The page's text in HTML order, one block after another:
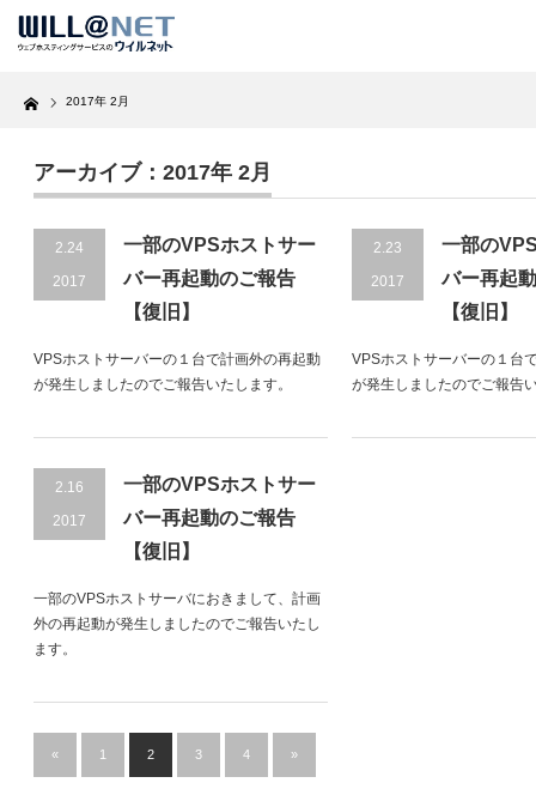
Home 2017年 2月
アーカイブ：2017年 2月
2.24
2017
一部のVPSホストサー
バー再起動のご報告
【復旧】
VPSホストサーバーの１台で計画外の再起動
が発生しましたのでご報告いたします。
2.23
2017
一部の
バー再起
【復旧】
VPSホストサーバーの１台
が発生しましたのでご報告
2.16
2017
一部のVPSホストサー
バー再起動のご報告
【復旧】
一部のVPSホストサーバにおきまして、計画
外の再起動が発生しましたのでご報告いたし
ます。
« 1 2 3 4 »